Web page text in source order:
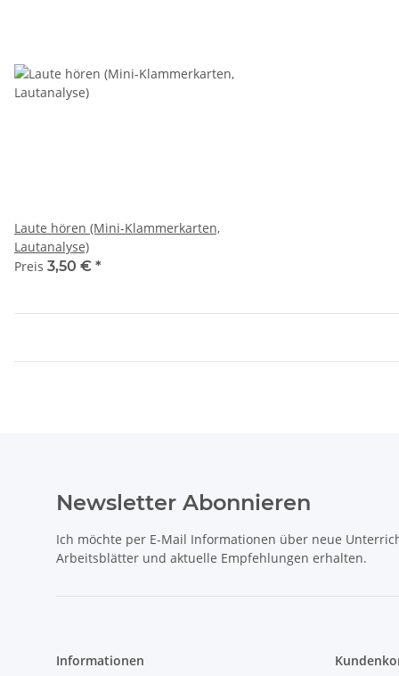
Laute hören (Mini-Klammerkarten,
Lautanalyse)
Preis 3,50 € *
Newsletter Abonnieren
Ich möchte per E-Mail Informationen über neue
Arbeitsblätter und aktuelle Empfehlungen erhalten.
Informationen